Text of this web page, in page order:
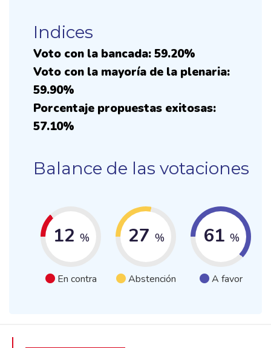
Indices
Voto con la bancada: 59.20%
Voto con la mayoría de la plenaria:
59.90%
Porcentaje propuestas exitosas:
57.10%
Balance de las votaciones
12 %
En contra
27 %
Abstención
61 %
A favor